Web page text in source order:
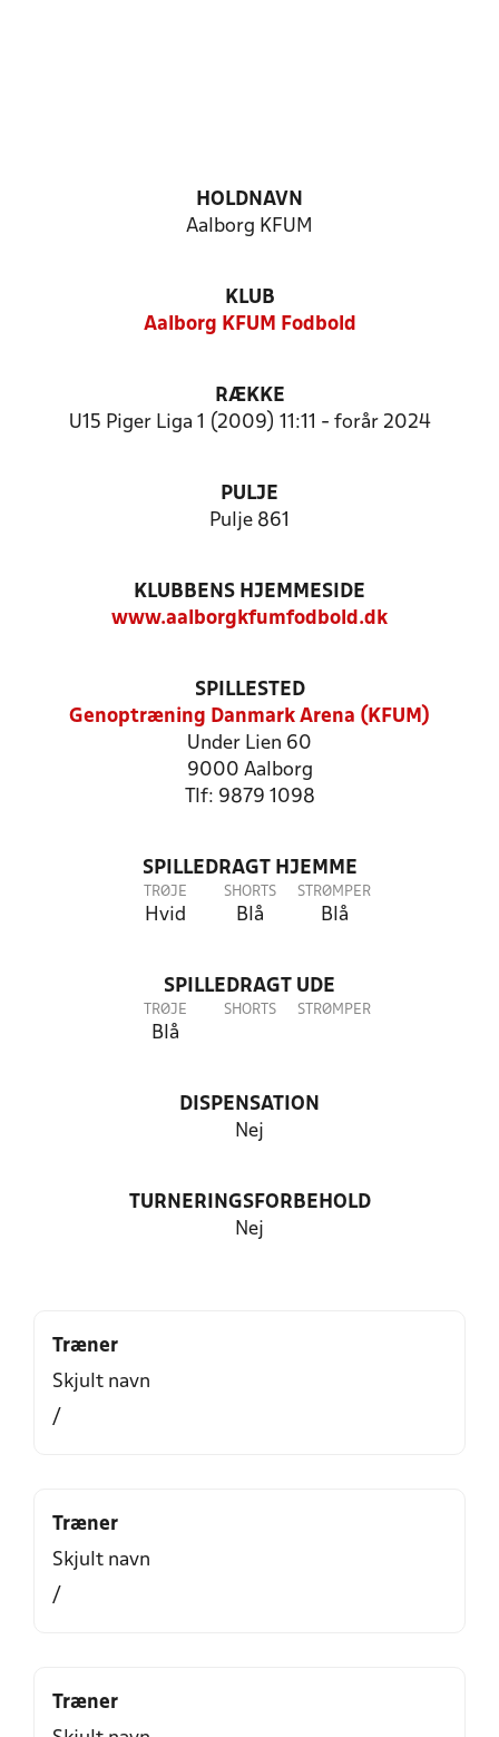
HOLDNAVN
Aalborg KFUM
KLUB
Aalborg KFUM Fodbold
RÆKKE
U15 Piger Liga 1 (2009) 11:11 - forår 2024
PULJE
Pulje 861
KLUBBENS HJEMMESIDE
www.aalborgkfumfodbold.dk
SPILLESTED
Genoptræning Danmark Arena (KFUM)
Under Lien 60
9000 Aalborg
Tlf: 9879 1098
SPILLEDRAGT HJEMME
TRØJE
Hvid
SHORTS
Blå
STRØMPER
Blå
SPILLEDRAGT UDE
TRØJE
Blå
SHORTS STRØMPER
DISPENSATION
Nej
TURNERINGSFORBEHOLD
Nej
Træner
Skjult navn
/
Træner
Skjult navn
/
Træner